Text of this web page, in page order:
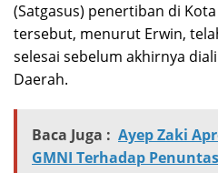
(Satgasus) penertiban di
tersebut, menurut Erwin,
selesai sebelum akhirnya
Daerah.
Baca Juga : Ayep Zaki
GMNI Terhadap